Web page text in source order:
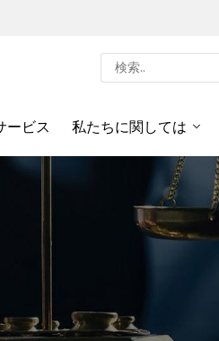
ービス 私たちに関しては